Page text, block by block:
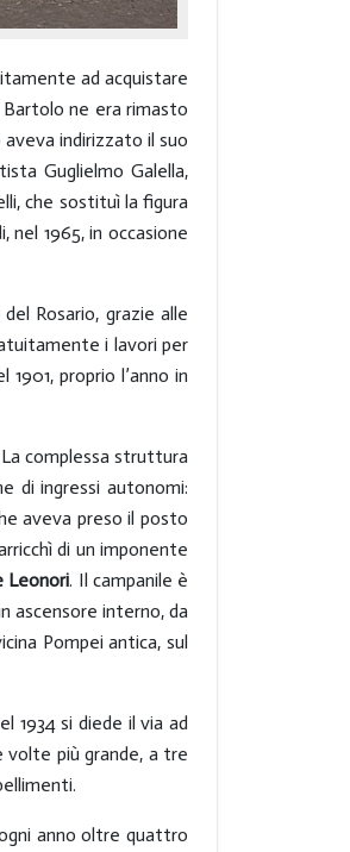
ad acquistare
Bartolo ne era rimasto
indirizzato il suo
Guglielmo Galella,
che sostituì la figura
nel 1965, in occasione
Rosario, grazie alle
i lavori per
proprio l’anno in
complessa struttura
di ingressi autonomi:
aveva preso il posto
di un imponente
Leonori. Il campanile è
ascensore interno, da
Pompei antica, sul
1934 si diede il via ad
volte più grande, a tre
anno oltre quattro